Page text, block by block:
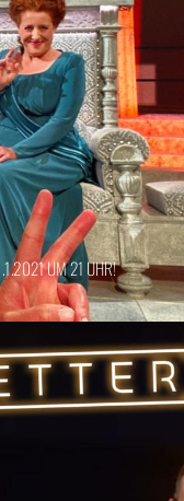
UM 21 UHR!